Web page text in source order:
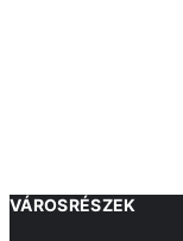
VÁROSRÉSZEK